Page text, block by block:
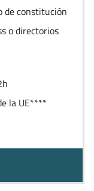
de constitución
o directorios
la UE****